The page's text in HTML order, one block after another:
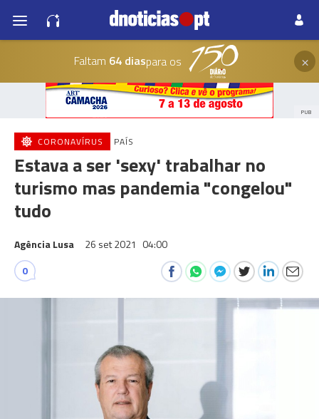
Faltam 64 diaspara os ×
PUB
CORONAVÍRUS PAÍS
Estava a ser 'sexy' trabalhar no
turismo mas pandemia "congelou"
tudo
Agência Lusa 26 set 2021 04:00
0